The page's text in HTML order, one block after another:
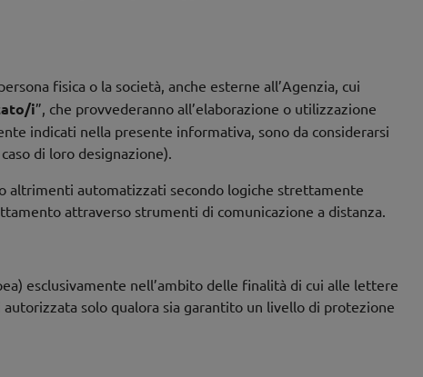
fisica o la società, anche esterne all’Agenzia, cui
i”, che provvederanno all’elaborazione o utilizzazione
indicati nella presente informativa, sono da considerarsi
di loro designazione).
altrimenti automatizzati secondo logiche strettamente
attraverso strumenti di comunicazione a distanza.
esclusivamente nell’ambito delle finalità di cui alle lettere
solo qualora sia garantito un livello di protezione